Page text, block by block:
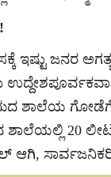
ಇಷ್ಟು ಜನರ
ಶಾಲೆಯ ಗೋಡೆಗೆ
ಶಾಲೆಯಲ್ಲಿ 20
ಆಗಿ,